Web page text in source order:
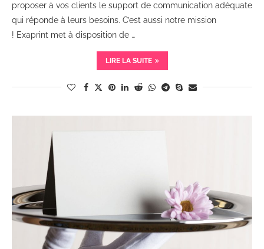
proposer à vos clients le support de communication adéquate
qui réponde à leurs besoins. C’est aussi notre mission
! Exaprint met à disposition de …
LIRE LA SUITE